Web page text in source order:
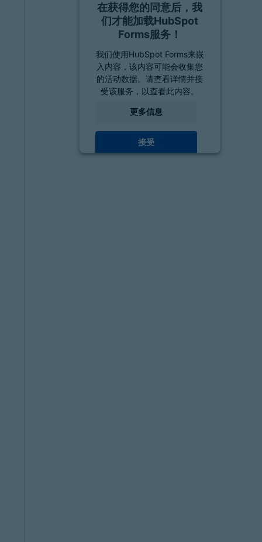
在获得您的同意后，我
们才能加载HubSpot
Forms服务！
我们使用HubSpot Forms来嵌
入内容，该内容可能会收集您
的活动数据。请查看详情并接
受该服务，以查看此内容。
更多信息
接受